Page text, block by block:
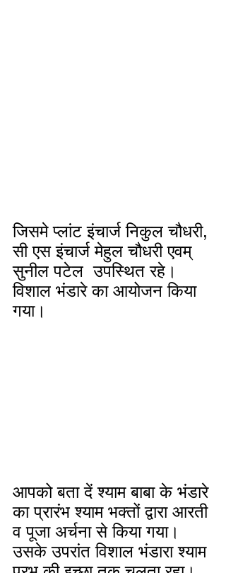
जिसमे प्लांट इंचार्ज निकुल चौधरी,
सी एस इंचार्ज मेहुल चौधरी एवम्
सुनील पटेल  उपस्थित रहे।
विशाल भंडारे का आयोजन किया
गया।
आपको बता दें श्याम बाबा के भंडारे
का प्रारंभ श्याम भक्तों द्वारा आरती
व पूजा अर्चना से किया गया।
उसके उपरांत विशाल भंडारा श्याम